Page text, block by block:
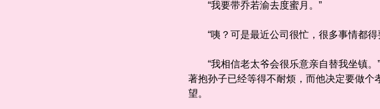
“我要带乔若渝去度蜜月。”
“咦？可是最近公司很忙，很多事情都得
“我相信老太爷会很乐意亲自替我坐镇。
著抱孙子已经等得不耐烦，而他决定要做个
望。